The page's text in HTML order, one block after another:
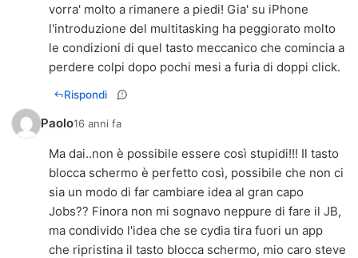
vorra' molto a rimanere a piedi! Gia' su iPhone
l'introduzione del multitasking ha peggiorato molto
le condizioni di quel tasto meccanico che comincia a
perdere colpi dopo pochi mesi a furia di doppi click.
Rispondi
Paolo16 anni fa
Ma dai..non è possibile essere così stupidi!!! Il tasto
blocca schermo è perfetto così, possibile che non ci
sia un modo di far cambiare idea al gran capo
Jobs?? Finora non mi sognavo neppure di fare il JB,
ma condivido l'idea che se cydia tira fuori un app
che ripristina il tasto blocca schermo, mio caro steve